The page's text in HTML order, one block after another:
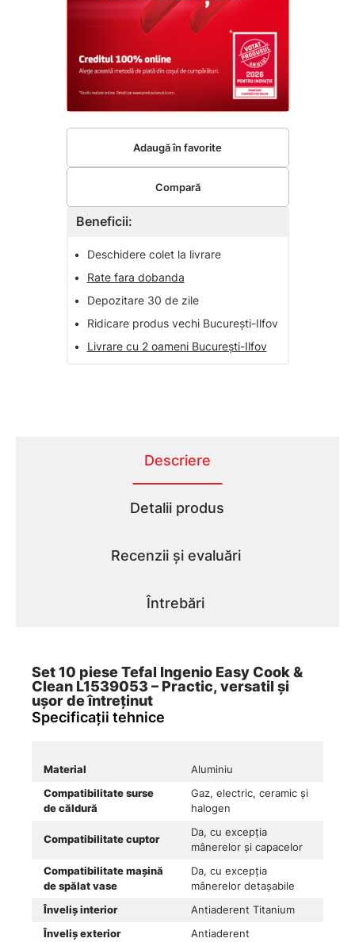
Beneficii:
•
Deschidere colet la livrare
•
Rate fara dobanda
•
Depozitare 30 de zile
•
Ridicare produs vechi București-Ilfov
•
Livrare cu 2 oameni București-Ilfov
Adaugă în favorite
Compară
Descriere
Detalii produs
Recenzii și evaluări
Întrebări
Set 10 piese Tefal Ingenio Easy Cook &
Clean L1539053 – Practic, versatil și
ușor de întreținut
Specificații tehnice
Material
Aluminiu
Compatibilitate surse
de căldură
Gaz, electric, ceramic și
halogen
Compatibilitate cuptor
Da, cu excepția
mânerelor și capacelor
Compatibilitate mașină
de spălat vase
Da, cu excepția
mânerelor detașabile
Înveliș interior
Antiaderent Titanium
Înveliș exterior
Antiaderent